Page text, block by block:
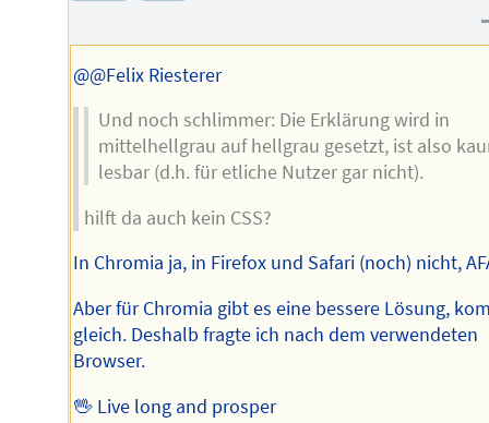
des
@@Felix Riesterer
Und noch schlimmer: Die Erklärung wird in
mittelhellgrau auf hellgrau gesetzt, ist also
lesbar (d.h. für etliche Nutzer gar nicht).
hilft da auch kein CSS?
In Chromia ja, in Firefox und Safari (noch) nicht,
Aber für Chromia gibt es eine bessere Lösung,
gleich. Deshalb fragte ich nach dem verwendeten
Browser.
🖖 Live long and prosper